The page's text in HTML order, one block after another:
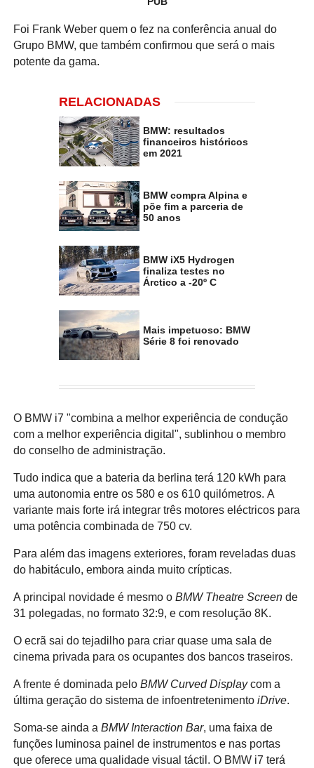
Foi Frank Weber quem o fez na conferência anual do
Grupo BMW, que também confirmou que será o mais
potente da gama.
RELACIONADAS
BMW: resultados
financeiros históricos
em 2021
BMW compra Alpina e
põe fim a parceria de
50 anos
BMW iX5 Hydrogen
finaliza testes no
Árctico a -20º C
Mais impetuoso: BMW
Série 8 foi renovado
O BMW i7 "combina a melhor experiência de condução
com a melhor experiência digital", sublinhou o membro
do conselho de administração.
Tudo indica que a bateria da berlina terá 120 kWh para
uma autonomia entre os 580 e os 610 quilómetros. A
variante mais forte irá integrar três motores eléctricos para
uma potência combinada de 750 cv.
Para além das imagens exteriores, foram reveladas duas
do habitáculo, embora ainda muito crípticas.
A principal novidade é mesmo o BMW Theatre Screende
31 polegadas, no formato 32:9, e com resolução 8K.
O ecrã sai do tejadilho para criar quase uma sala de
cinema privada para os ocupantes dos bancos traseiros.
A frente é dominada pelo BMW Curved Displaycom a
última geração do sistema de infoentretenimento iDrive.
Soma-se ainda a BMW Interaction Bar, uma faixa de
funções luminosa painel de instrumentos e nas portas
que oferece uma qualidade visual táctil. O BMW i7 terá